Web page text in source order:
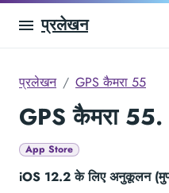
प्रलेखन
प्रलेखन GPS कैमरा 55
GPS कैमरा
App Store
iOS 12.2 के लिए अनुकूलन